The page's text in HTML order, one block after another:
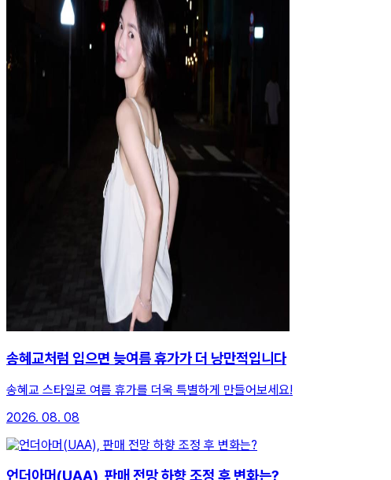
송혜교처럼 입으면 늦여름 휴가가 더 낭만적입니다
송혜교 스타일로 여름 휴가를 더욱 특별하게 만들어보세요!
2026. 08. 08
언더아머(UAA), 판매 전망 하향 조정 후 변화는?